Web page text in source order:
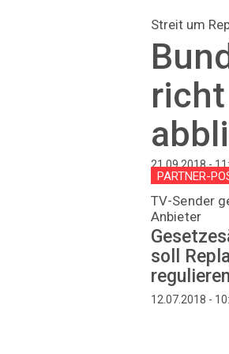
Streit um
21.09.2018 -
PARTNER-
TV-Sender
Anbieter
soll
regulieren
12.07.2018 -